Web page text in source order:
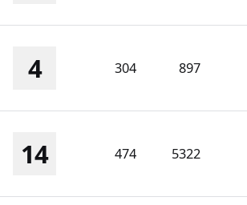
4 304 897
14 474 5322